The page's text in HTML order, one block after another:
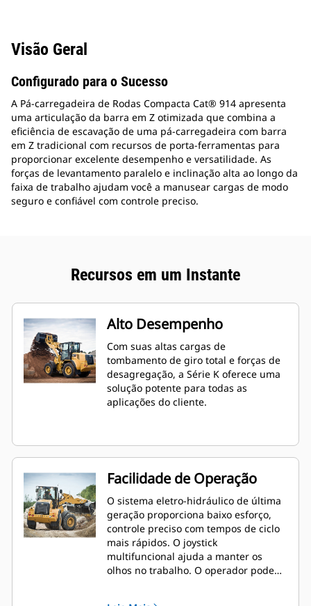
Visão Geral
Configurado para o Sucesso
A Pá-carregadeira de Rodas Compacta Cat® 914 apresenta
uma articulação da barra em Z otimizada que combina a
eficiência de escavação de uma pá-carregadeira com barra
em Z tradicional com recursos de porta-ferramentas para
proporcionar excelente desempenho e versatilidade. As
forças de levantamento paralelo e inclinação alta ao longo da
faixa de trabalho ajudam você a manusear cargas de modo
seguro e confiável com controle preciso.
Recursos em um Instante
Alto Desempenho
Com suas altas cargas de
tombamento de giro total e forças de
desagregação, a Série K oferece uma
solução potente para todas as
aplicações do cliente.
Facilidade de Operação
O sistema eletro-hidráulico de última
geração proporciona baixo esforço,
controle preciso com tempos de ciclo
mais rápidos. O joystick
multifuncional ajuda a manter os
olhos no trabalho. O operador pode